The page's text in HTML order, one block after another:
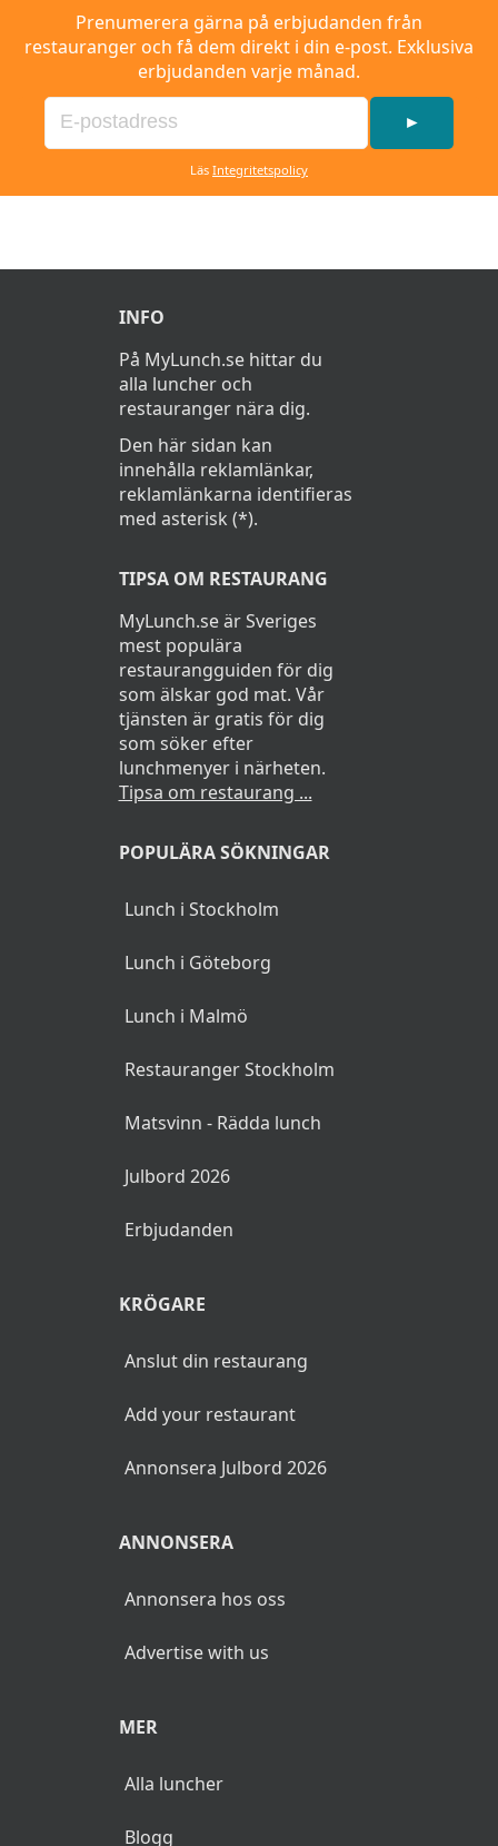
Prenumerera gärna på erbjudanden från
restauranger och få dem direkt i din e-post. Exklusiva
erbjudanden varje månad.
►
Läs Integritetspolicy
INFO
På MyLunch.se hittar du
alla luncher och
restauranger nära dig.
Den här sidan kan
innehålla reklamlänkar,
reklamlänkarna identifieras
med asterisk (*).
TIPSA OM RESTAURANG
MyLunch.se är Sveriges
mest populära
restaurangguiden för dig
som älskar god mat. Vår
tjänsten är gratis för dig
som söker efter
lunchmenyer i närheten.
Tipsa om restaurang ...
POPULÄRA SÖKNINGAR
Lunch i Stockholm
Lunch i Göteborg
Lunch i Malmö
Restauranger Stockholm
Matsvinn - Rädda lunch
Julbord 2026
Erbjudanden
KRÖGARE
Anslut din restaurang
Add your restaurant
Annonsera Julbord 2026
ANNONSERA
Annonsera hos oss
Advertise with us
MER
Alla luncher
Blogg